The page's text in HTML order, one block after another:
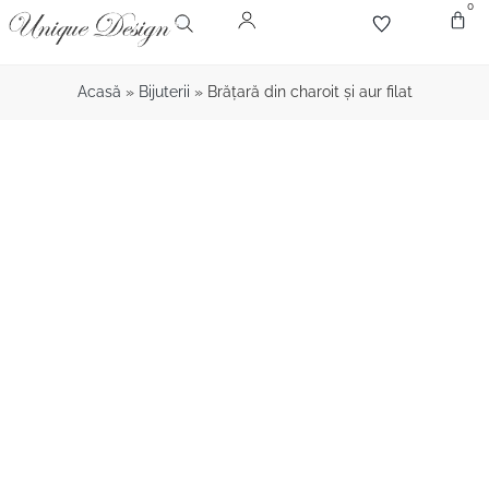
0
Acasă » Bijuterii » Brăţară din charoit şi aur filat